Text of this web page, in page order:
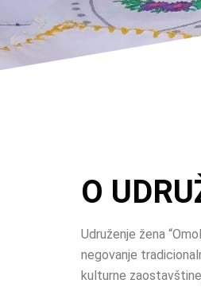
O
Udruženje žena
negovanje
kulturne